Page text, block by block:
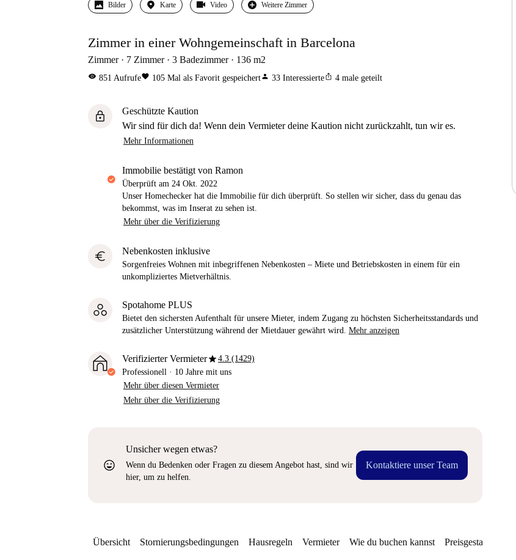
Bilder Karte Video Weitere Zimmer
Zimmer in einer Wohngemeinschaft in Barcelona
Zimmer 7 Zimmer 3 Badezimmer 136 m2
visibility 851 Aufrufefavorite 105 Mal als Favorit gespeichertperson 33 Interessierteios_share 4 male geteilt
lock
Geschützte Kaution
Wir sind für dich da! Wenn dein Vermieter deine Kaution nicht zurückzahlt, tun wir es.
Mehr Informationen
Immobilie bestätigt von Ramon
Überprüft am 24 Okt. 2022
Unser Homechecker hat die Immobilie für dich überprüft. So stellen wir sicher, dass du genau das
bekommst, was im Inserat zu sehen ist.
Mehr über die Verifizierung
euro Nebenkosten inklusive
Sorgenfreies Wohnen mit inbegriffenen Nebenkosten – Miete und Betriebskosten in einem für ein
unkompliziertes Mietverhältnis.
Spotahome PLUS
Bietet den sichersten Aufenthalt für unsere Mieter, indem Zugang zu höchsten Sicherheitsstandards und
zusätzlicher Unterstützung während der Mietdauer gewährt wird. Mehr anzeigen
Verifizierter Vermieterstar4.3 (1429)
Professionell · 10 Jahre mit uns
Mehr über diesen Vermieter
Mehr über die Verifizierung
sentiment_very_satisfied
Unsicher wegen etwas?
Wenn du Bedenken oder Fragen zu diesem Angebot hast, sind wir
hier, um zu helfen.
Kontaktiere unser Team
Übersicht Stornierungsbedingungen Hausregeln Vermieter Wie du buchen kannst Preisgestaltung